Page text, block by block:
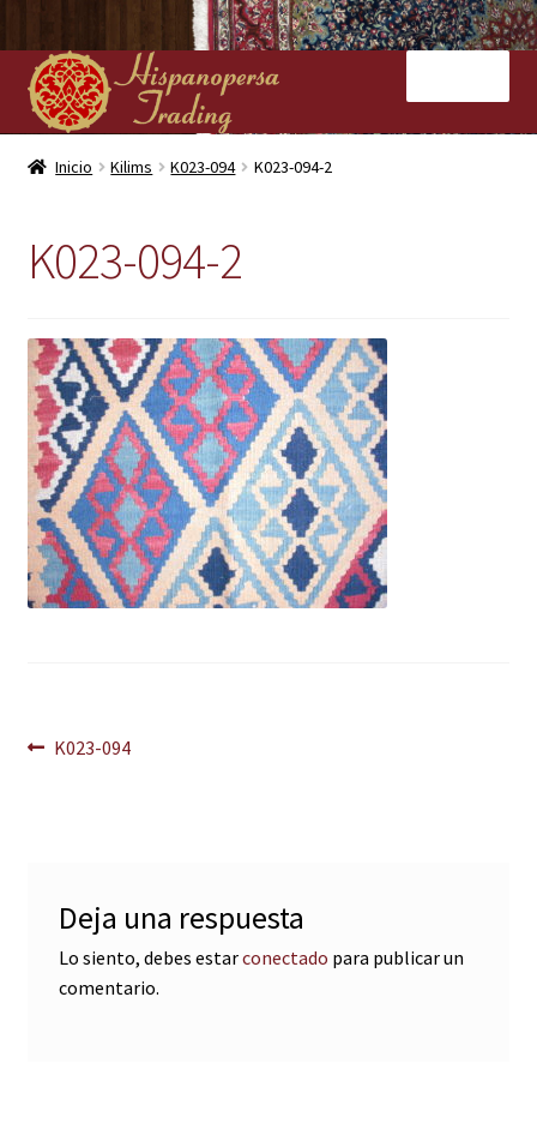
Ir
a
la
navegación
Ir
al
contenido
Inicio
Kilims
Contacto
Inicio Kilims K023-094 K023-094-2
K023-094-2
Navegación
Anterior:
K023-094
Deja una respuesta
Lo siento, debes estarconectado para publicar un
comentario.